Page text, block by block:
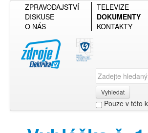
ZPRAVODAJSTVÍ
TELEVIZE
DISKUSE
DOKUMENTY
O NÁS
KONTAKTY
Vyhledat
Pouze v této